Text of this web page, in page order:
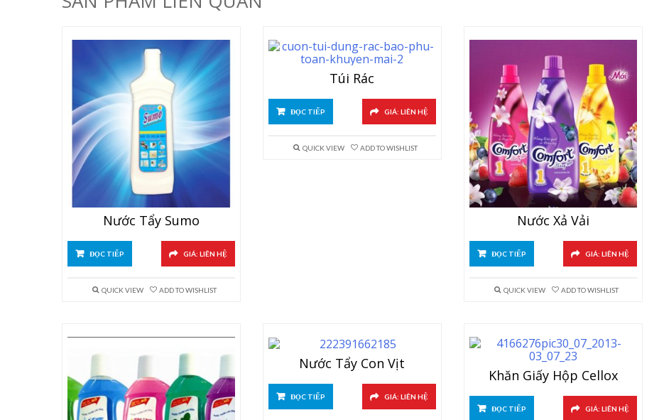
Nước Tẩy Sumo
ĐỌC TIẾP GIÁ: LIÊN HỆ
QUICK VIEW ADD TO WISHLIST
Túi Rác
ĐỌC TIẾP GIÁ: LIÊN HỆ
QUICK VIEW ADD TO WISHLIST
Nước Xả Vải
ĐỌC TIẾP GIÁ: LIÊN HỆ
QUICK VIEW ADD TO WISHLIST
Nước Tẩy Con Vịt
ĐỌC TIẾP GIÁ: LIÊN HỆ
Khăn Giấy Hộp Cellox
ĐỌC TIẾP GIÁ: LIÊN HỆ